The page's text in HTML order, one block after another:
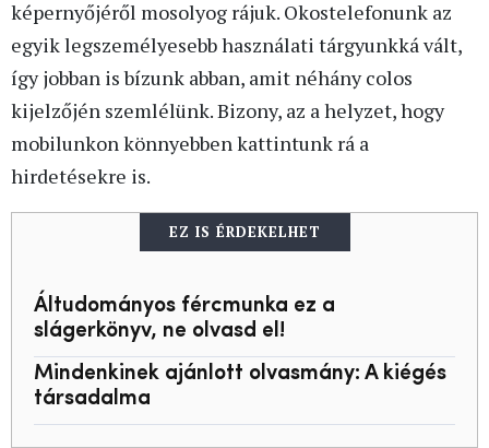
képernyőjéről mosolyog rájuk. Okostelefonunk az
egyik legszemélyesebb használati tárgyunkká vált,
így jobban is bízunk abban, amit néhány colos
kijelzőjén szemlélünk. Bizony, az a helyzet, hogy
mobilunkon könnyebben kattintunk rá a
hirdetésekre is.
EZ IS ÉRDEKELHET
Áltudományos fércmunka ez a
slágerkönyv, ne olvasd el!
Mindenkinek ajánlott olvasmány: A kiégés
társadalma